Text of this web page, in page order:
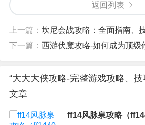
返回列表
上一篇： 坎尼会战攻略：全面指南、
下一篇： 西游伏魔攻略-如何成为顶级
“大大大侠攻略-完整游戏攻略、
文章
ff14风脉泉攻略（